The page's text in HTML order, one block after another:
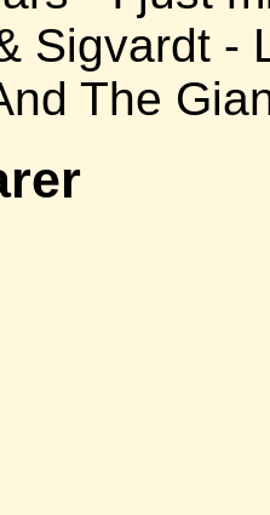
Sigvardt -
The